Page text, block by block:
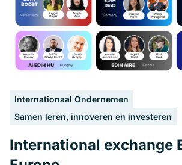
Internationaal Ondernemen
Samen leren, innoveren en investeren
International exchange